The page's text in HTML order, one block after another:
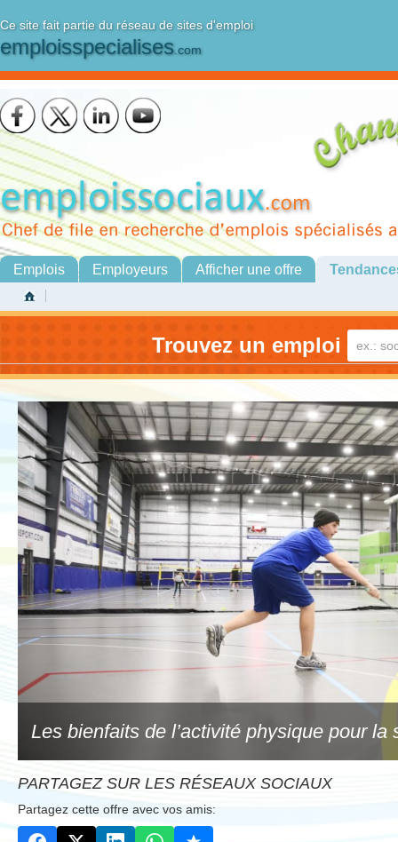
Ce site fait partie du réseau de sites d'emploi
emploisspecialises.com
Emplois Employeurs Afficher une offre
Trouvez un emploi
Les bienfaits de l’activité physique pour la
PARTAGEZ SUR LES RÉSEAUX SOCIAUX
Partagez cette offre avec vos amis: